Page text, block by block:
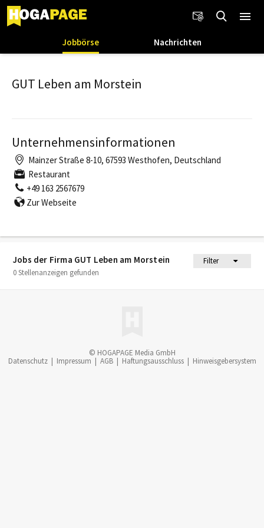
Jobbörse Nachrichten
Jobs der Firma GUT Leben am Morstein
Filter
0 Stellenanzeigen gefunden
GUT Leben am Morstein
Unternehmensinformationen
Mainzer Straße 8-10, 67593 Westhofen, Deutschland
Restaurant
+49 163 2567679
Zur Webseite
© HOGAPAGE Media GmbH
Datenschutz | Impressum | AGB | Haftungsausschluss | Hinweisgebersystem